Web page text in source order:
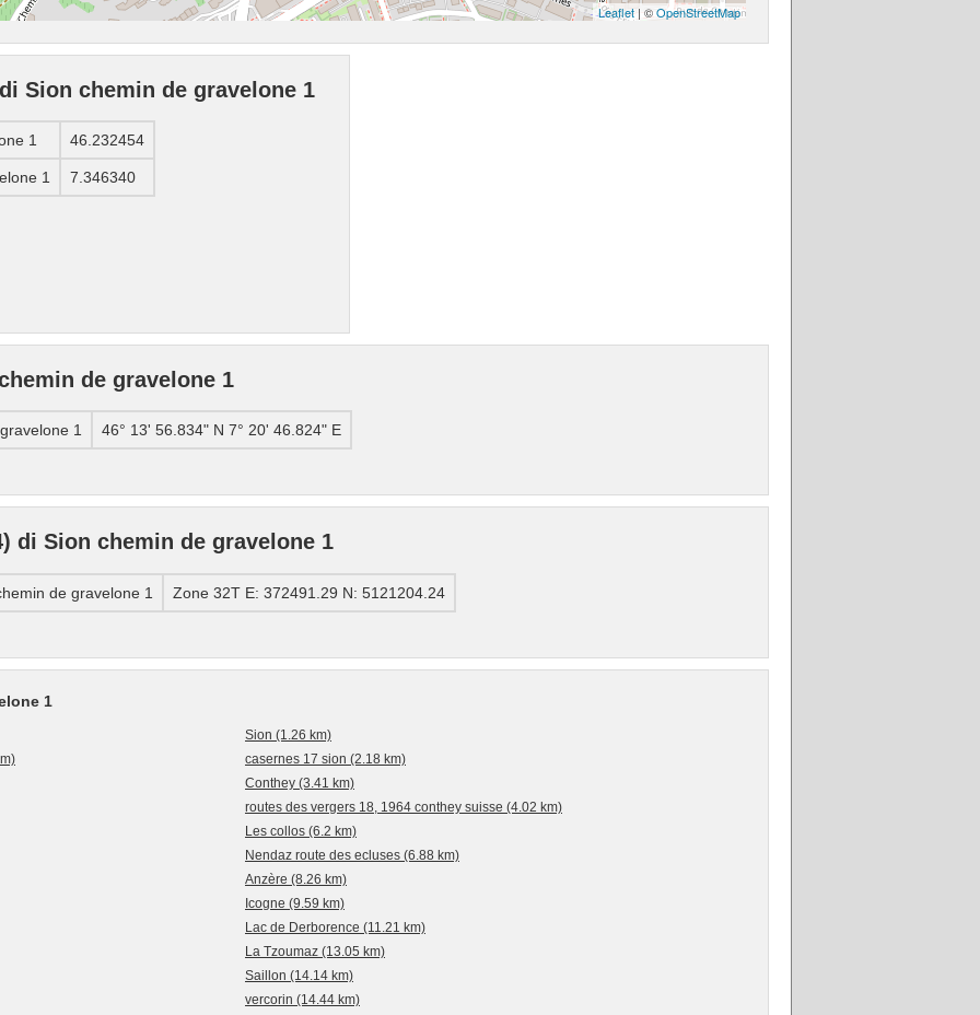
Leaflet| ©OpenStreetMap
Sion chemin de gravelone 1
1 46.232454
1 7.346340
de gravelone 1
1 46° 13' 56.834" N 7° 20' 46.824" E
di Sion chemin de gravelone 1
de gravelone 1 Zone 32T E: 372491.29 N: 5121204.24
1
Sion (1.26 km)
casernes 17 sion (2.18 km)
Conthey (3.41 km)
routes des vergers 18, 1964 conthey suisse (4.02 km)
Les collos (6.2 km)
Nendaz route des ecluses (6.88 km)
Anzère (8.26 km)
Icogne (9.59 km)
Lac de Derborence (11.21 km)
La Tzoumaz (13.05 km)
Saillon (14.14 km)
vercorin (14.44 km)